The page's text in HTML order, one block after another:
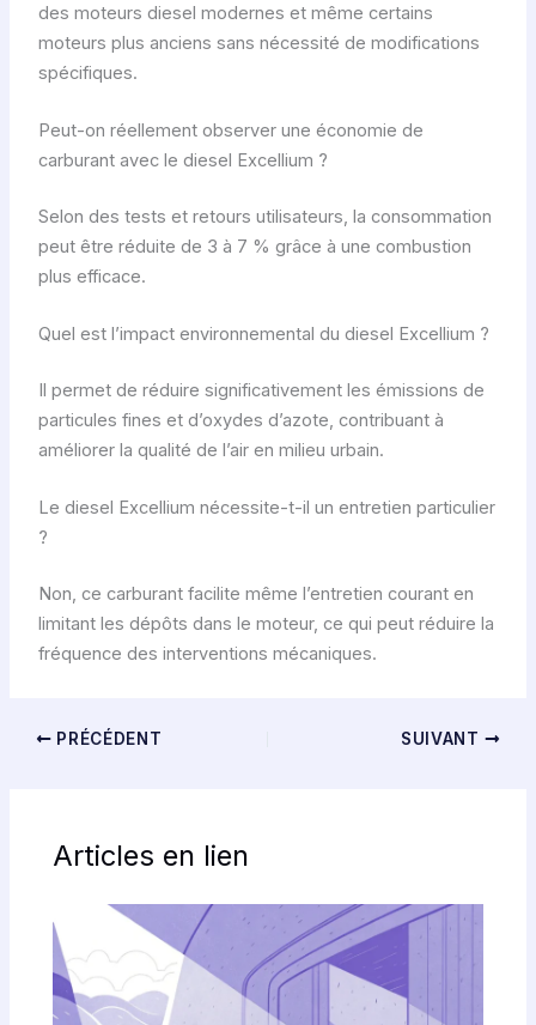
des moteurs diesel modernes et même certains
moteurs plus anciens sans nécessité de modifications
spécifiques.
Peut-on réellement observer une économie de
carburant avec le diesel Excellium ?
Selon des tests et retours utilisateurs, la consommation
peut être réduite de 3 à 7 % grâce à une combustion
plus efficace.
Quel est l’impact environnemental du diesel Excellium ?
Il permet de réduire significativement les émissions de
particules fines et d’oxydes d’azote, contribuant à
améliorer la qualité de l’air en milieu urbain.
Le diesel Excellium nécessite-t-il un entretien particulier
?
Non, ce carburant facilite même l’entretien courant en
limitant les dépôts dans le moteur, ce qui peut réduire la
fréquence des interventions mécaniques.
PRÉCÉDENT SUIVANT
Articles en lien